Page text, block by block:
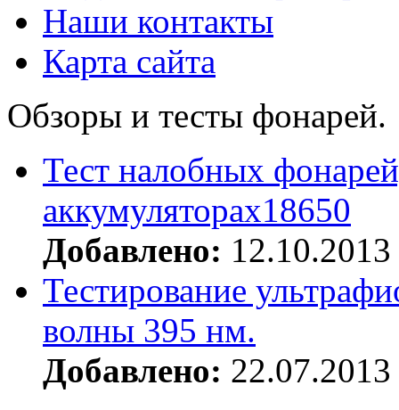
Наши контакты
Карта сайта
Обзоры и тесты фонарей.
Тест налобных
аккумуляторах18650
Добавлено: 12.10.2013
Тестирование
волны 395 нм.
Добавлено: 22.07.2013